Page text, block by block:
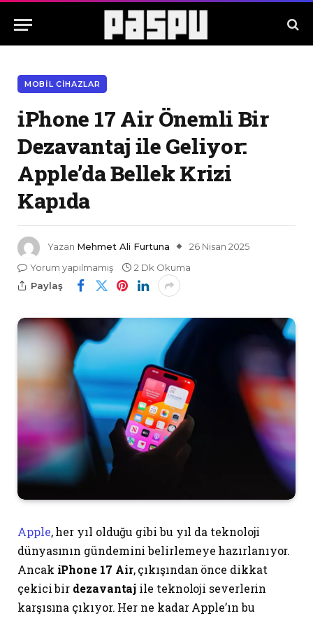
MOBIL CIHAZLAR
iPhone 17 Air Önemli Bir
Dezavantaj ile Geliyor:
Apple’da Bellek Krizi
Kapıda
Yazan Mehmet Ali Furtuna
26 Nisan 2025
Yorum yapılmamış
2 Dk Okuma
Paylaş
Apple, her yıl olduğu gibi bu yıl da teknoloji
dünyasının gündemini belirlemeye hazırlanıyor.
Ancak iPhone 17 Air, çıkışından önce dikkat
çekici bir dezavantaj ile teknoloji severlerin
karşısına çıkıyor. Her ne kadar Apple’ın bu